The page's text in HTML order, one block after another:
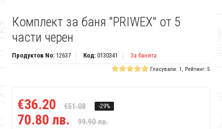
Комплект за баня "PRIWEX" от 5
части черен
Продуктов No:12637 Код:0130341 За банята
Гласували: 1, Рейтинг: 5
€36.20 €51.08 -29%
70.80 лв. 99.90 лв.